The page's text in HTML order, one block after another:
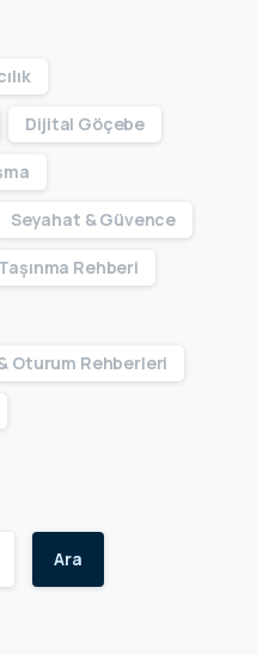
Dijital Göçebe
Seyahat & Güvence
Rehberi
Oturum Rehberleri
Ara